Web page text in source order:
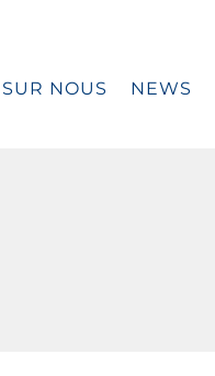
SUR NOUS NEWS